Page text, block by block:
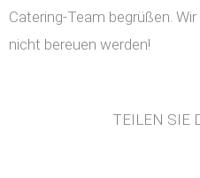
Catering-Team begrüßen.
nicht bereuen werden!
TEILEN SIE